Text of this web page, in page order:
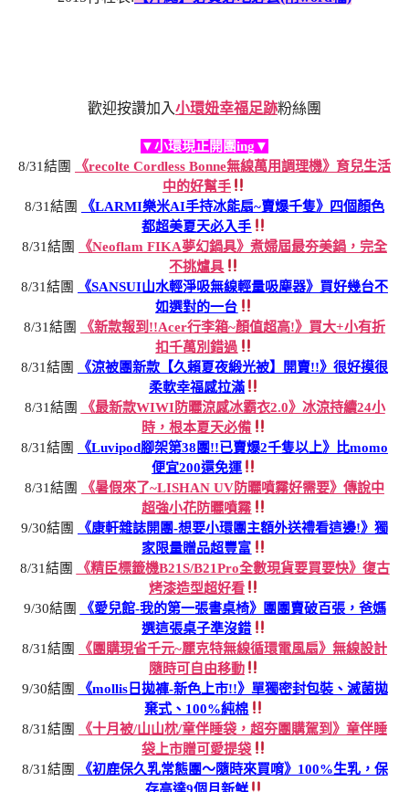
歡迎按讚加入小環妞幸福足跡粉絲團
▼小環現正開團ing▼
8/31結團
《recolte Cordless Bonne無線萬用調理機》育兒生活
中的好幫手
8/31結團
《LARMI樂米AI手持冰能扇~賣爆千隻》四個顏色
都超美夏天必入手
8/31結團
《Neoflam FIKA夢幻鍋具》煮婦屆最夯美鍋，完全
不挑爐具
8/31結團
《SANSUI山水輕淨吸無線輕量吸塵器》買好幾台不
如選對的一台
8/31結團
《新款報到!!Acer行李箱~顏值超高!》買大+小有折
扣千萬別錯過
8/31結團
《涼被團新款【久賴夏夜緞光被】開賣!!》很好摸很
柔軟幸福感拉滿
8/31結團
《最新款WIWI防曬涼感冰霸衣2.0》冰涼持續24小
時，根本夏天必備
8/31結團
《Luvipod腳架第38團!!已賣爆2千隻以上》比momo
便宜200還免運
8/31結團
《暑假來了~LISHAN UV防曬噴霧好需要》傳說中
超強小花防曬噴霧
9/30結團
《康軒雜誌開團-想要小環團主額外送禮看這邊!》獨
家限量贈品超豐富
8/31結團
《精臣標籤機B21S/B21Pro全數現貨要買要快》復古
烤漆造型超好看
9/30結團
《愛兒館-我的第一張書桌椅》團團賣破百張，爸媽
選這張桌子準沒錯
8/31結團
《團購現省千元~麗克特無線循環電風扇》無線設計
隨時可自由移動
9/30結團
《mollis日拋褲-新色上市!!》單獨密封包裝、滅菌拋
棄式、100%純棉
8/31結團
《十月被/山山枕/童伴睡袋，超夯團購駕到》童伴睡
袋上市贈可愛提袋
8/31結團
《初鹿保久乳常態團～隨時來買唷》100%生乳，保
存高達9個月新鮮